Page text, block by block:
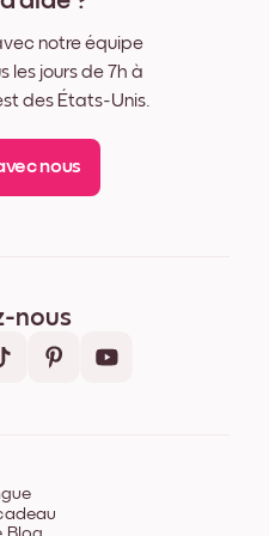
notre équipe
les jours de 7h à
des États-Unis.
nous
nous